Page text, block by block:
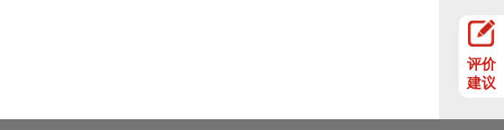
评价
建议